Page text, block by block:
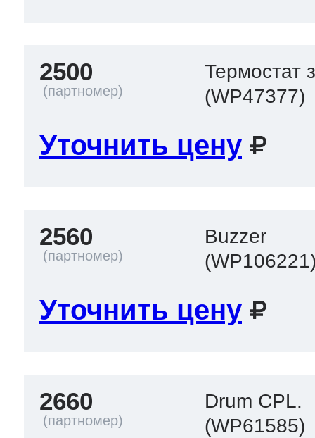
2500
Термостат
(WP47377)
Уточнить цену
2560
Buzzer
Уточнить цену
2660
Drum CPL.
(WP61585)